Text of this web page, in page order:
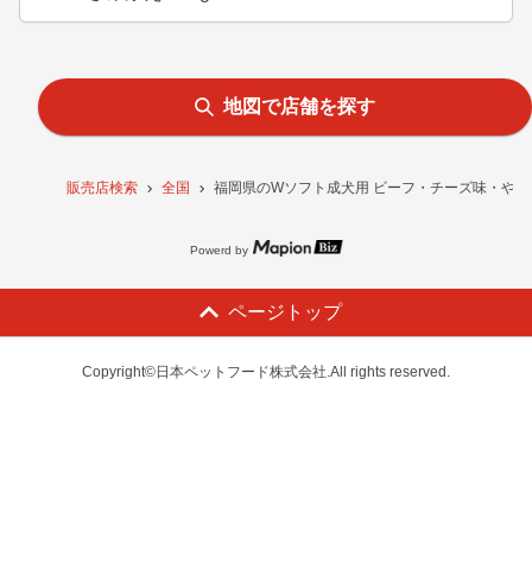
販売店検索 全国 福岡県のWソフト成犬用 ビーフ・チーズ味・や
地図で店舗を探す
Powerd by
ページトップ
Copyright©日本ペットフード株式会社.All rights reserved.